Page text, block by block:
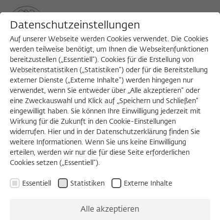
MENU
Search
Datenschutzeinstellungen
Auf unserer Webseite werden Cookies verwendet. Die Cookies
werden teilweise benötigt, um Ihnen die Webseitenfunktionen
bereitzustellen („Essentiell“). Cookies für die Erstellung von
Webseitenstatistiken („Statistiken“) oder für die Bereitstellung
externer Dienste („Externe Inhalte“) werden hingegen nur
verwendet, wenn Sie entweder über „Alle akzeptieren“ oder
eine Zweckauswahl und Klick auf „Speichern und Schließen“
eingewilligt haben. Sie können Ihre Einwilligung jederzeit mit
Wirkung für die Zukunft in den Cookie-Einstellungen
widerrufen. Hier und in der Datenschutzerklärung finden Sie
weitere Informationen. Wenn Sie uns keine Einwilligung
erteilen, werden wir nur die für diese Seite erforderlichen
Cookies setzen („Essentiell“).
Essentiell Statistiken Externe Inhalte
Alle akzeptieren